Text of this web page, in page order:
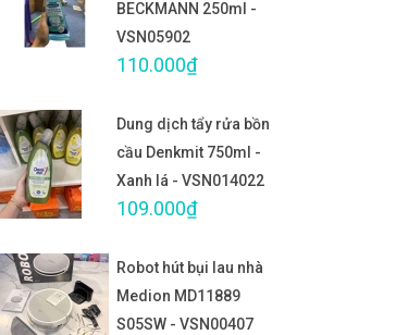
BECKMANN 250ml -
VSN05902
110.000₫
Dung dịch tẩy rửa bồn
cầu Denkmit 750ml -
Xanh lá - VSN014022
109.000₫
Robot hút bụi lau nhà
Medion MD11889
S05SW - VSN00407